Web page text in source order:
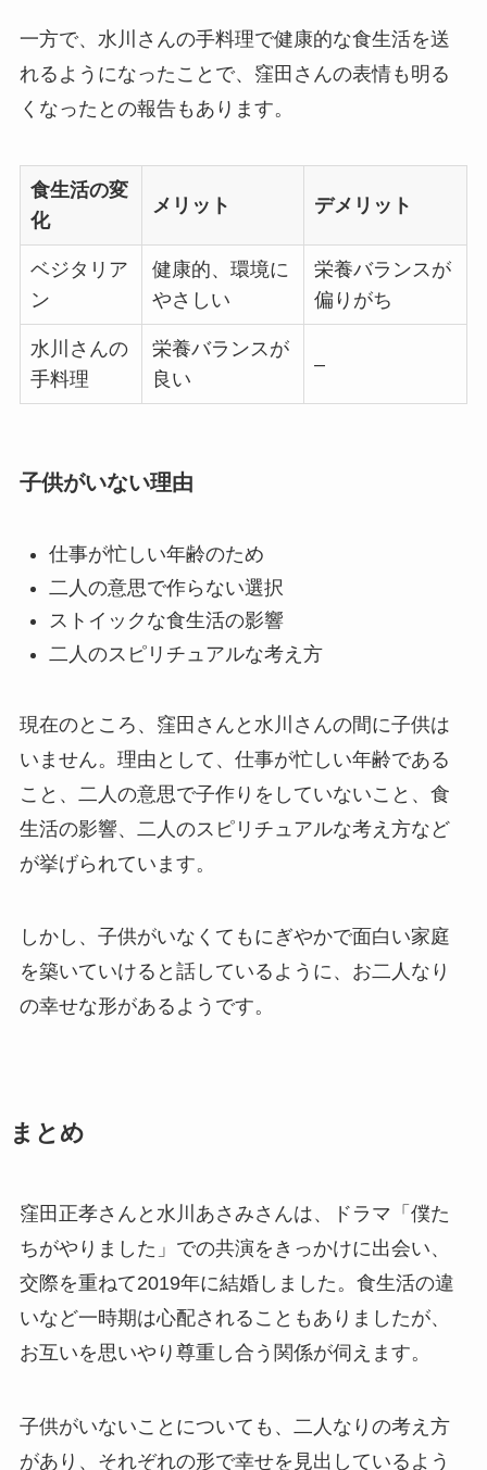
一方で、水川さんの手料理で健康的な食生活を送
れるようになったことで、窪田さんの表情も明る
くなったとの報告もあります。
食生活の変
化
メリット デメリット
ベジタリア
ン
健康的、環境に
やさしい
栄養バランスが
偏りがち
水川さんの
手料理
栄養バランスが
良い
–
子供がいない理由
仕事が忙しい年齢のため
二人の意思で作らない選択
ストイックな食生活の影響
二人のスピリチュアルな考え方
現在のところ、窪田さんと水川さんの間に子供は
いません。理由として、仕事が忙しい年齢である
こと、二人の意思で子作りをしていないこと、食
生活の影響、二人のスピリチュアルな考え方など
が挙げられています。
しかし、子供がいなくてもにぎやかで面白い家庭
を築いていけると話しているように、お二人なり
の幸せな形があるようです。
まとめ
窪田正孝さんと水川あさみさんは、ドラマ「僕た
ちがやりました」での共演をきっかけに出会い、
交際を重ねて2019年に結婚しました。食生活の違
いなど一時期は心配されることもありましたが、
お互いを思いやり尊重し合う関係が伺えます。
子供がいないことについても、二人なりの考え方
があり、それぞれの形で幸せを見出しているよう